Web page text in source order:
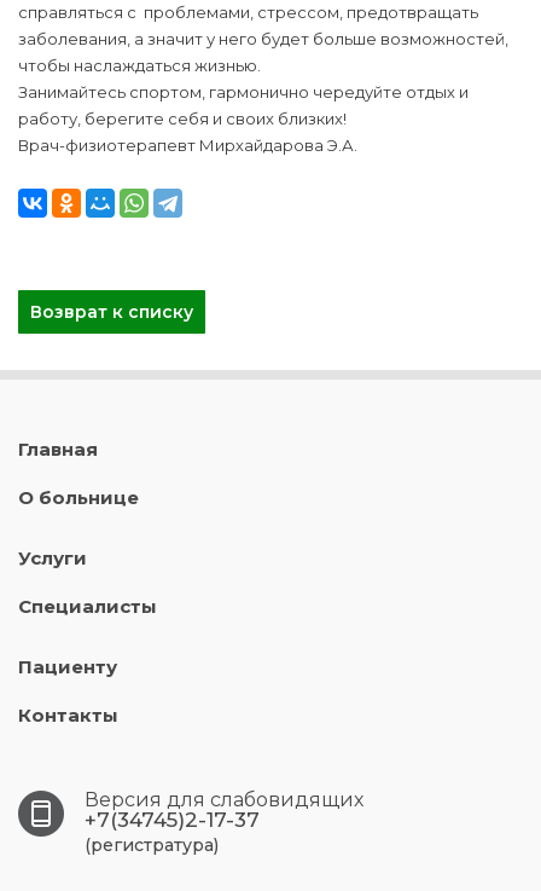
справляться с проблемами, стрессом, предотвращать
заболевания, а значит у него будет больше возможностей,
чтобы наслаждаться жизнью.
Занимайтесь спортом, гармонично чередуйте отдых и
работу, берегите себя и своих близких!
Врач-физиотерапевт Мирхайдарова Э.А.
Возврат к списку
Главная
О больнице
Услуги
Специалисты
Пациенту
Контакты
Версия для слабовидящих
+7(34745)2-17-37
(регистратура)